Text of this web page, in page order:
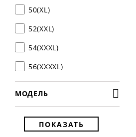
50(XL)
52(XXL)
54(XXXL)
56(XXXXL)
МОДЕЛЬ